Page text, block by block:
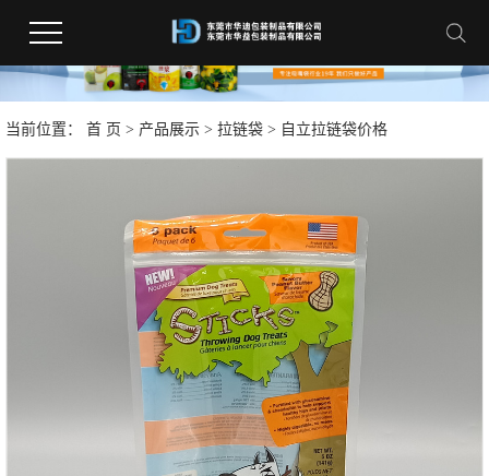
当前位置： 首 页 > 产品展示 > 拉链袋 > 自立拉链袋价格